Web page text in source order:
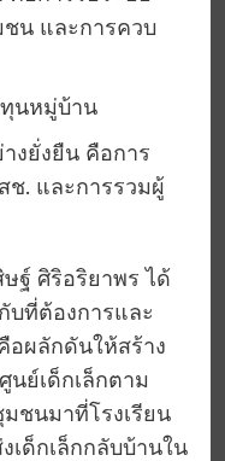
น และการควบ
ทุนหมู่บ้าน
งยั่งยืน คือการ
ช. และการรวมผู้
ฐ์ ศิริอริยาพร ได้
บที่ต้องการและ
อผลักดันให้สร้าง
นย์เด็กเล็กตาม
ชนมาที่โรงเรียน
เด็กเล็กกลับบ้านใน